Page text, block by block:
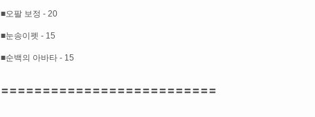
■오팔 보정 - 20
■눈송이펫 - 15
■순백의 아바타 - 15
〓〓〓〓〓〓〓〓〓〓〓〓〓〓〓〓〓〓〓〓〓〓〓〓〓〓